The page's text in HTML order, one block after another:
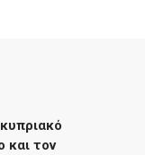
και τον